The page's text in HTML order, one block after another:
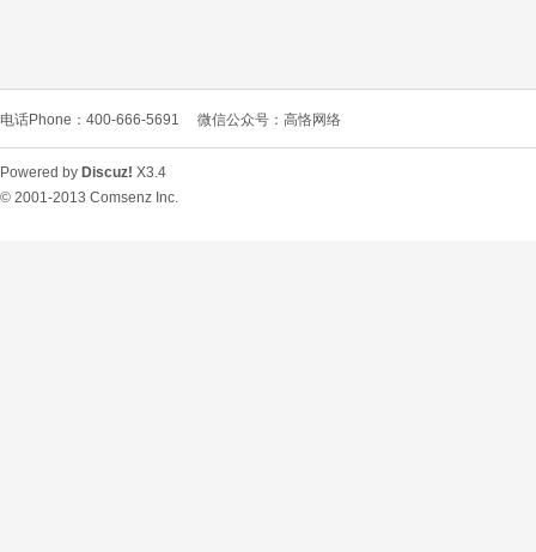
电话Phone：400-666-5691 微信公众号：高恪网络
Powered by Discuz! X3.4
© 2001-2013 Comsenz Inc.